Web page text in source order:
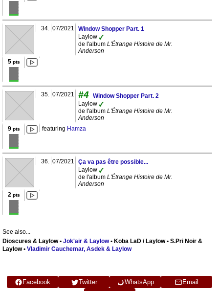
34. 07/2021
Window Shopper Part. 1
Laylow
de l'album L'Étrange Histoire de Mr.
Anderson
5pts
35. 07/2021 #4 Window Shopper Part. 2
Laylow
de l'album L'Étrange Histoire de Mr.
Anderson
9pts featuring Hamza
36. 07/2021
Ça va pas être possible...
Laylow
de l'album L'Étrange Histoire de Mr.
Anderson
2 pts
See also...
Dioscures & Laylow • Jok'air & Laylow• Koba LaD / Laylow • S.Pri Noir &
Laylow • Vladimir Cauchemar, Asdek & Laylow
Facebook Twitter WhatsApp
Email